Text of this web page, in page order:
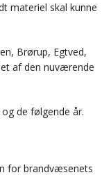
materiel skal kunne
Brørup, Egtved,
af den nuværende
de følgende år.
for brandvæsenets